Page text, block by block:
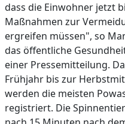
dass die Einwohner jetzt
Maßnahmen zur
ergreifen müssen", so
das öffentliche
einer Pressemitteilung.
Frühjahr bis zur
werden die meisten
registriert. Die